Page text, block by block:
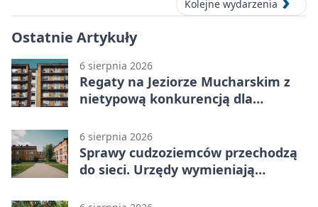
Kolejne wydarzenia
Ostatnie Artykuły
6 sierpnia 2026
Regaty na Jeziorze Mucharskim z
nietypową konkurencją dla
6 sierpnia 2026
Sprawy cudzoziemców przechodzą
do sieci. Urzędy wymieniają